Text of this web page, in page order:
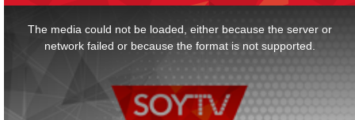
The media could not be loaded, either because the server or
network failed or because the format is not supported.